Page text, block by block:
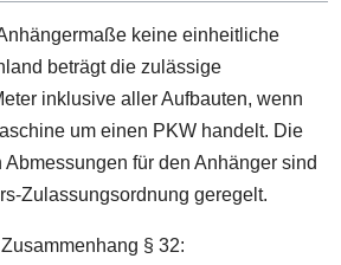
keine einheitliche
beträgt die zulässige
inklusive aller Aufbauten, wenn
um einen PKW handelt. Die
für den Anhänger sind
Zulassungsordnung geregelt.
§ 32: